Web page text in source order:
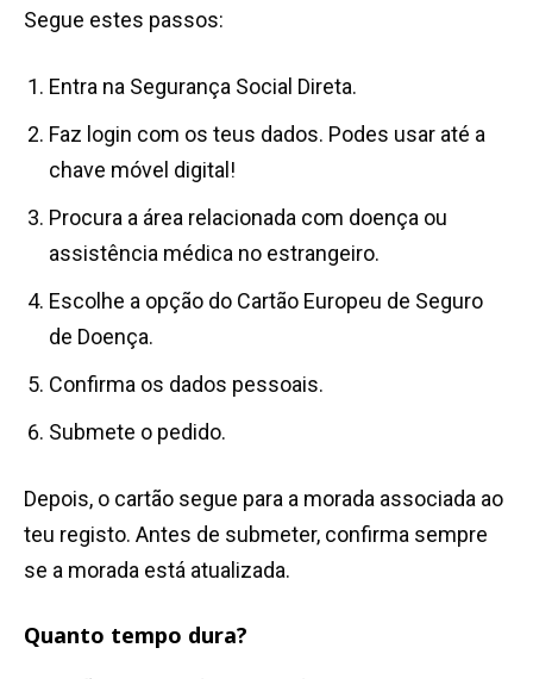
Segue estes passos:
Entra na Segurança Social Direta.
Faz login com os teus dados. Podes usar até a
chave móvel digital!
Procura a área relacionada com doença ou
assistência médica no estrangeiro.
Escolhe a opção do Cartão Europeu de Seguro
de Doença.
Confirma os dados pessoais.
Submete o pedido.
Depois, o cartão segue para a morada associada ao
teu registo. Antes de submeter, confirma sempre
se a morada está atualizada.
Quanto tempo dura?